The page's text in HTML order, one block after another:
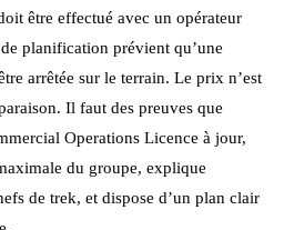
être effectué avec un opérateur
planification prévient qu’une
arrêtée sur le terrain. Le prix n’est
Il faut des preuves que
Operations Licence à jour,
du groupe, explique
de trek, et dispose d’un plan clair